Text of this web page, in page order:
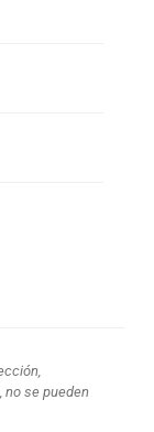
no se pueden